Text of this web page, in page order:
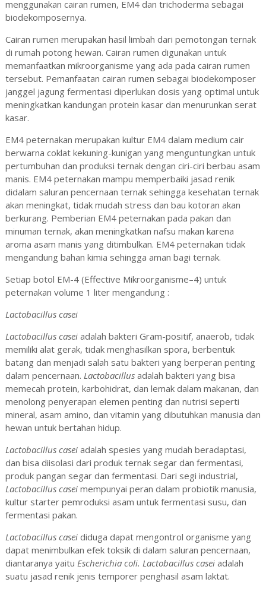
menggunakan cairan rumen, EM4 dan trichoderma sebagai
biodekomposernya.
Cairan rumen merupakan hasil limbah dari pemotongan ternak
di rumah potong hewan. Cairan rumen digunakan untuk
memanfaatkan mikroorganisme yang ada pada cairan rumen
tersebut. Pemanfaatan cairan rumen sebagai biodekomposer
janggel jagung fermentasi diperlukan dosis yang optimal untuk
meningkatkan kandungan protein kasar dan menurunkan serat
kasar.
EM4 peternakan merupakan kultur EM4 dalam medium cair
berwarna coklat kekuning-kunigan yang menguntungkan untuk
pertumbuhan dan produksi ternak dengan ciri-ciri berbau asam
manis. EM4 peternakan mampu memperbaiki jasad renik
didalam saluran pencernaan ternak sehingga kesehatan ternak
akan meningkat, tidak mudah stress dan bau kotoran akan
berkurang. Pemberian EM4 peternakan pada pakan dan
minuman ternak, akan meningkatkan nafsu makan karena
aroma asam manis yang ditimbulkan. EM4 peternakan tidak
mengandung bahan kimia sehingga aman bagi ternak.
Setiap botol EM-4 (Effective Mikroorganisme–4) untuk
peternakan volume 1 liter mengandung :
Lactobacillus casei
Lactobacillus casei adalah bakteri Gram-positif, anaerob, tidak
memiliki alat gerak, tidak menghasilkan spora, berbentuk
batang dan menjadi salah satu bakteri yang berperan penting
dalam pencernaan. Lactobacillus adalah bakteri yang bisa
memecah protein, karbohidrat, dan lemak dalam makanan, dan
menolong penyerapan elemen penting dan nutrisi seperti
mineral, asam amino, dan vitamin yang dibutuhkan manusia dan
hewan untuk bertahan hidup.
Lactobacillus casei adalah spesies yang mudah beradaptasi,
dan bisa diisolasi dari produk ternak segar dan fermentasi,
produk pangan segar dan fermentasi. Dari segi industrial,
Lactobacillus casei mempunyai peran dalam probiotik manusia,
kultur starter pemroduksi asam untuk fermentasi susu, dan
fermentasi pakan.
Lactobacillus caseididuga dapat mengontrol organisme yang
dapat menimbulkan efek toksik di dalam saluran pencernaan,
diantaranya yaitu Escherichia coli. Lactobacillus caseiadalah
suatu jasad renik jenis temporer penghasil asam laktat.